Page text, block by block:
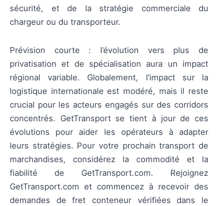
sécurité, et de la stratégie commerciale du
chargeur ou du transporteur.
Prévision courte : l’évolution vers plus de
privatisation et de spécialisation aura un impact
régional variable. Globalement, l’impact sur la
logistique internationale est modéré, mais il reste
crucial pour les acteurs engagés sur des corridors
concentrés. GetTransport se tient à jour de ces
évolutions pour aider les opérateurs à adapter
leurs stratégies. Pour votre prochain transport de
marchandises, considérez la commodité et la
fiabilité de GetTransport.com. Rejoignez
GetTransport.com et commencez à recevoir des
demandes de fret conteneur vérifiées dans le